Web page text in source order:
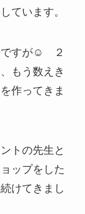
ています。
ですが☺ ２
もう数えき
作ってきま
トの先生と
ップをした
けてきまし